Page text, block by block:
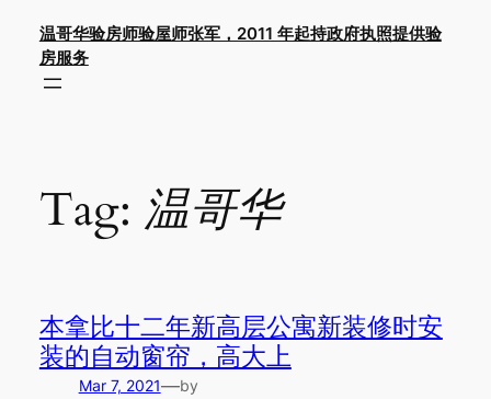
content
温哥华验房师验屋师张军，2011 年起持政府执照提供验
房服务
Tag: 温哥华
本拿比十二年新高层公寓新装修时安
装的自动窗帘，高大上
Mar 7, 2021—by